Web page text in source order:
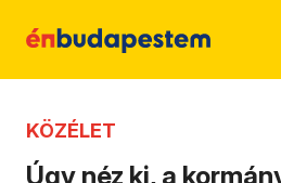
KÖZÉLET
Úgy néz ki, a